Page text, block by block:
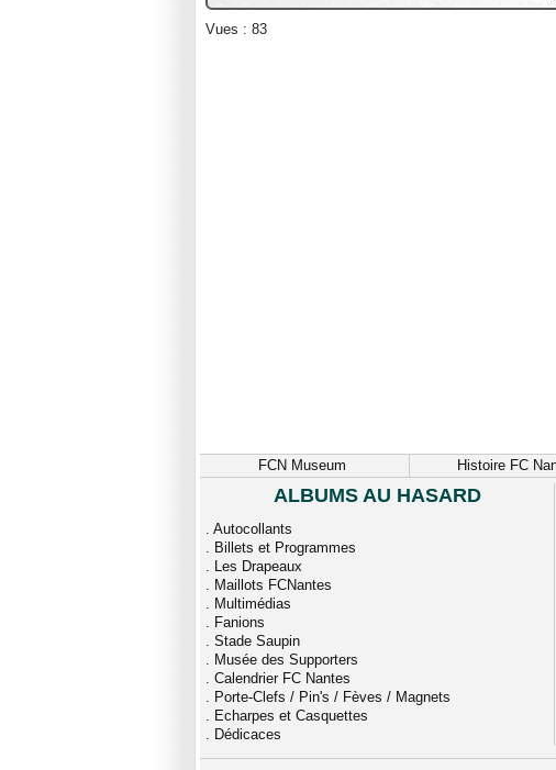
Vues : 83
FCN Museum Histoire FC
ALBUMS AU HASARD
. Autocollants
. Billets et Programmes
. Les Drapeaux
. Maillots FCNantes
. Multimédias
. Fanions
. Stade Saupin
. Musée des Supporters
. Calendrier FC Nantes
. Porte-Clefs / Pin's / Fèves / Magnets
. Echarpes et Casquettes
. Dédicaces